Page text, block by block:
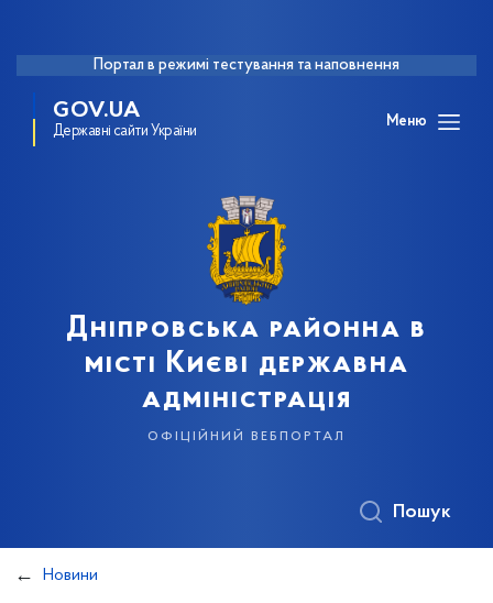
Портал в режимі тестування та наповнення
GOV.UA
Державні сайти України
Меню
Дніпровська районна в
місті Києві державна
адміністрація
офіційний вебпортал
Пошук
Новини